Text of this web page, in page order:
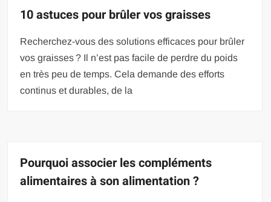
10 astuces pour brûler vos graisses
Recherchez-vous des solutions efficaces pour brûler
vos graisses ? Il n’est pas facile de perdre du poids
en très peu de temps. Cela demande des efforts
continus et durables, de la
Pourquoi associer les compléments
alimentaires à son alimentation ?